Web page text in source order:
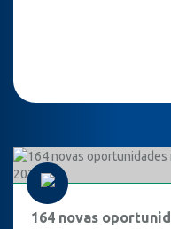
164 novas